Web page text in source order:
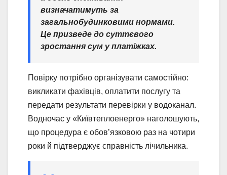
визначатимуть за
загальнобудинковими нормами.
Це призведе до суттєвого
зростання сум у платіжках.
Повірку потрібно організувати самостійно:
викликати фахівців, оплатити послугу та
передати результати перевірки у водоканал.
Водночас у «Київтеплоенерго» наголошують,
що процедура є обов’язковою раз на чотири
роки й підтверджує справність лічильника.